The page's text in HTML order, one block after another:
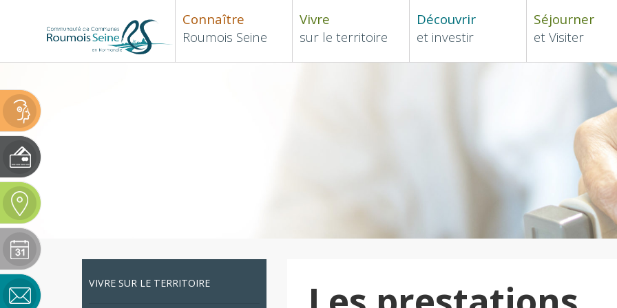
Connaître
Roumois Seine
Vivre
sur le territoire
Découvrir
et investir
Séjourner
et Visiter
VIVRESUR LE TERRITOIRE